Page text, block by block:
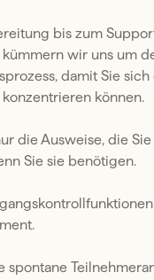
bis zum
kümmern wir uns um
damit Sie sich
können.
die Ausweise, die
Sie sie benötigen.
spontane